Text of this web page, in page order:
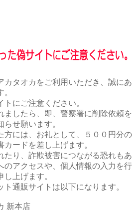
カタオカをご利用いただき、誠にあ
にご注意ください。
ましたら、即、警察署に削除依頼を
せ願います。
方には、お礼として、５００円分の
カードを差し上げます。
たり、詐欺被害につながる恐れもあ
のアクセスや、個人情報の入力を行
上げます。
通販サイトは以下になります。
新本店